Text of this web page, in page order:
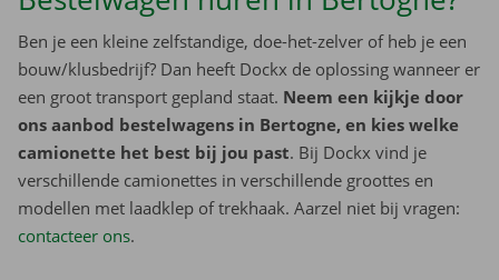
Ben je een kleine zelfstandige, doe-het-zelver of heb je een
bouw/klusbedrijf? Dan heeft Dockx de oplossing wanneer er
een groot transport gepland staat. Neem een kijkje door
ons aanbod bestelwagens in Bertogne, en kies welke
camionette het best bij jou past. Bij Dockx vind je
verschillende camionettes in verschillende groottes en
modellen met laadklep of trekhaak. Aarzel niet bij vragen:
contacteer ons.